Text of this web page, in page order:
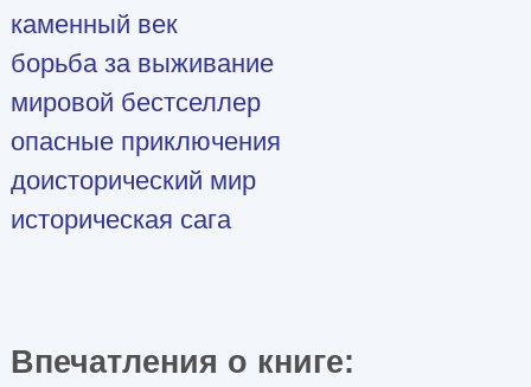
каменный век
борьба за выживание
мировой бестселлер
опасные приключения
доисторический мир
историческая сага
Впечатления о книге: